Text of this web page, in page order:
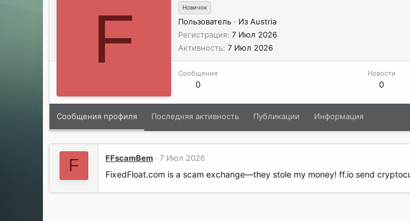
F Новичок
Пользователь · Из Austria
Регистрация 7 Июл 2026
Активность 7 Июл 2026
Сообщения
0
Новости
0
Сообщения профиля Последняя активность Публикации Информация
F FFscamBem 7 Июл 2026
FixedFloat.com is a scam exchange—they stole my money! ff.io send